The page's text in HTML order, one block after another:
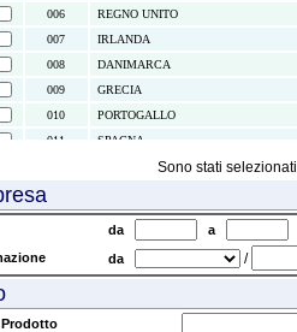
006
REGNO UNITO
007
IRLANDA
008
DANIMARCA
009
GRECIA
010
PORTOGALLO
011
SPAGNA
ISOLE CANARIE
024
ISLANDA
NORVEGIA
SVEZIA
LIECHTENSTEIN
Sono stati selezionati
da
a
da /